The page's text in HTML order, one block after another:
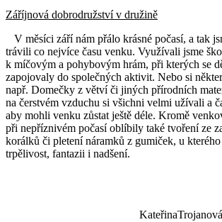
Záříjnová dobrodružství v družině
V měsíci září nám přálo krásné počasí, a tak
trávili co nejvíce času venku. Využívali jsme
k míčovým a pohybovým hrám, při kterých se
zapojovaly do společných aktivit. Nebo si
např. Domečky z větví či jiných přírodních
na čerstvém vzduchu si všichni velmi užívali a
aby mohli venku zůstat ještě déle. Kromě
při nepříznivém počasí oblíbily také tvoření ze
korálků či pletení náramků z gumiček, u
trpělivost, fantazii i